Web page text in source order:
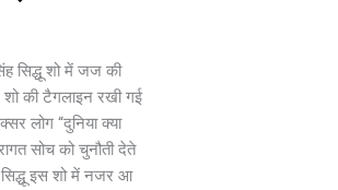
सिद्धू शो में जज की
की टैगलाइन रखी गई
लोग “दुनिया क्या
सोच को चुनौती देते
सिद्धू इस शो में नजर आ